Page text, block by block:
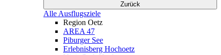
Zurück
Alle Ausflugsziele
Region Oetz
AREA 47
Piburger See
Erlebnisberg Hochoetz